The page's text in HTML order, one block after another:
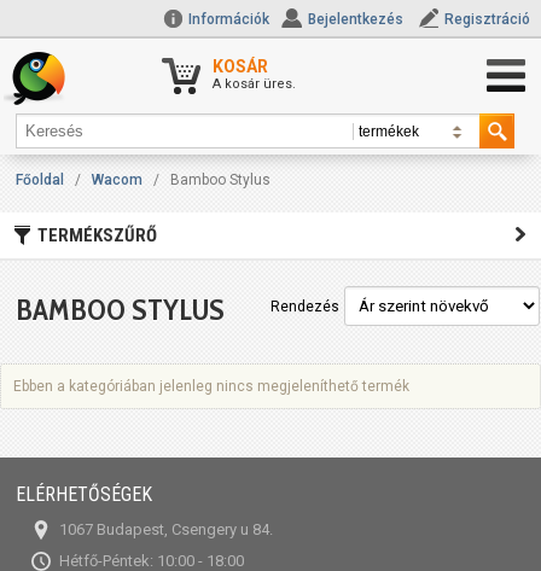
Információk Bejelentkezés Regisztráció
KOSÁR
A kosár üres.
Főoldal / Wacom / Bamboo Stylus
TERMÉKSZŰRŐ
BAMBOO STYLUS Rendezés
Ebben a kategóriában jelenleg nincs megjeleníthető termék
ELÉRHETŐSÉGEK
1067 Budapest, Csengery u 84.
Hétfő-Péntek: 10:00 - 18:00